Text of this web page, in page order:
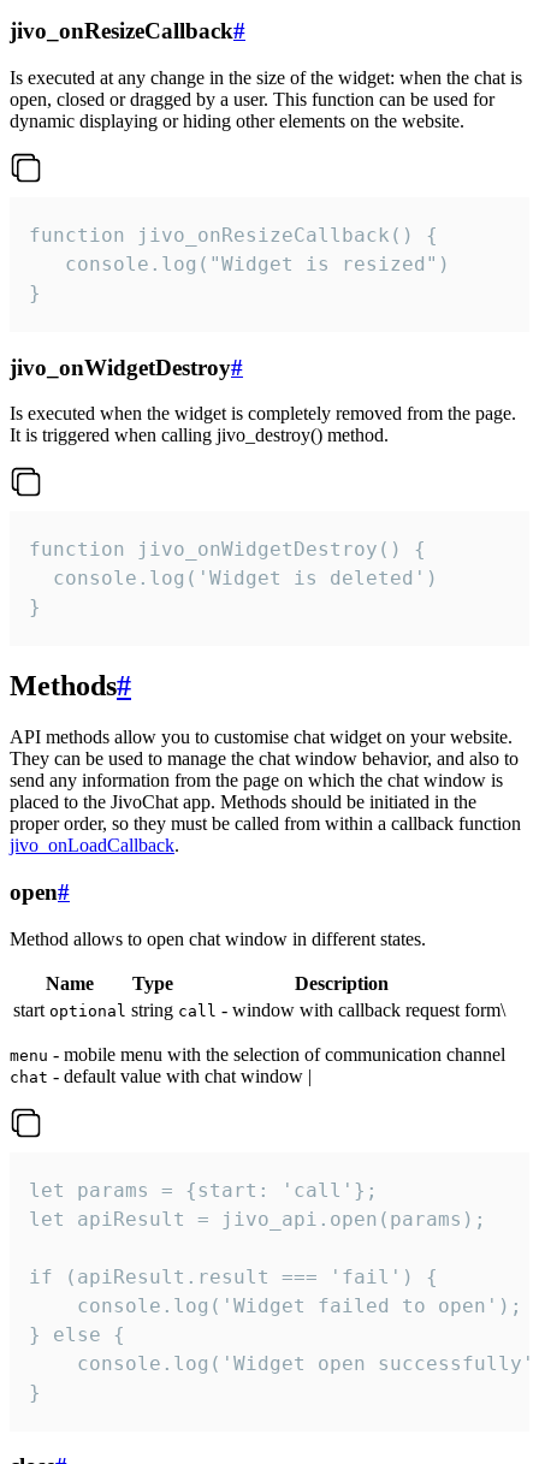
jivo_onResizeCallback#
Is executed at any change in the size of the widget: when the chat is
open, closed or dragged by a user. This function can be used for
dynamic displaying or hiding other elements on the website.
function jivo_onResizeCallback() {
   console.log("Widget is resized")
}
jivo_onWidgetDestroy#
Is executed when the widget is completely removed from the page.
It is triggered when calling jivo_destroy() method.
function jivo_onWidgetDestroy() {
  console.log('Widget is deleted')
}
Methods#
API methods allow you to customise chat widget on your website.
They can be used to manage the chat window behavior, and also to
send any information from the page on which the chat window is
placed to the JivoChat app. Methods should be initiated in the
proper order, so they must be called from within a callback function
jivo_onLoadCallback.
open#
Method allows to open chat window in different states.
Name Type
Description
start optional string call - window with callback request form\
menu - mobile menu with the selection of communication channel
chat - default value with chat window |
let params = {start: 'call'};
let apiResult = jivo_api.open(params);
if (apiResult.result === 'fail') {
    console.log('Widget failed to open');
} else {
console.log('Widget open
}